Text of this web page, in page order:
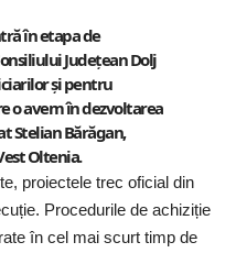
în etapa de
Județean Dolj
și pentru
o avem în dezvoltarea
Stelian Bărăgan,
Oltenia.
proiectele trec oficial din
Procedurile de achiziție
în cel mai scurt timp de